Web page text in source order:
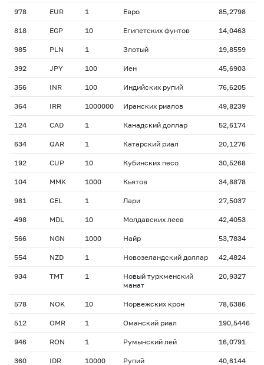
978 EUR 1 Евро 85,2798
818 EGP 10 Египетских фунтов 14,0463
985 PLN 1 Злотый 19,8559
392 JPY 100 Иен 45,6903
356 INR 100 Индийских рупий 76,6205
364 IRR 1000000 Иранских риалов 49,8239
124 CAD 1 Канадский доллар 52,6174
634 QAR 1 Катарский риал 20,1276
192 CUP 10 Кубинских песо 30,5268
104 MMK 1000 Кьятов 34,8878
981 GEL 1 Лари 27,5037
498 MDL 10 Молдавских леев 42,4053
566 NGN 1000 Найр 53,7834
554 NZD 1 Новозеландский доллар 42,4824
934 TMT 1
Новый туркменский
манат
20,9327
578 NOK 10 Норвежских крон 78,6386
512 OMR 1 Оманский риал 190,5446
946 RON 1 Румынский лей 16,0791
360 IDR 10000 Рупий 40,6144